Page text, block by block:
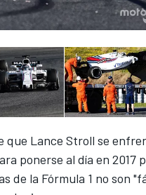
que Lance Stroll se
ponerse al día en 2017
de la Fórmula 1 no son